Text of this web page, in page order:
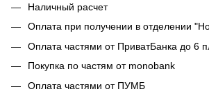
Наличный расчет
Оплата при получении в отделении
Оплата частями от ПриватБанка до 6
Покупка по частям от monobank
Оплата частями от ПУМБ